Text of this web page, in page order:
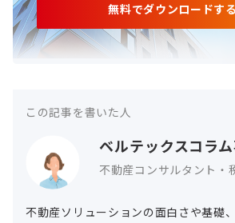
無料でダウンロードする
この記事を書いた人
ベルテックスコラ
不動産コンサルタント・
不動産ソリューションの面白さや基礎